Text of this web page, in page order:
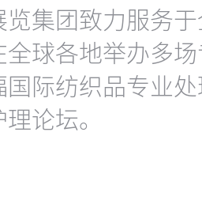
集团致力服务
球各地举办多
际纺织品专业
论坛。